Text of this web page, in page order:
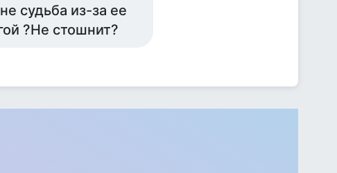
судьба из-за ее
?Не стошнит?